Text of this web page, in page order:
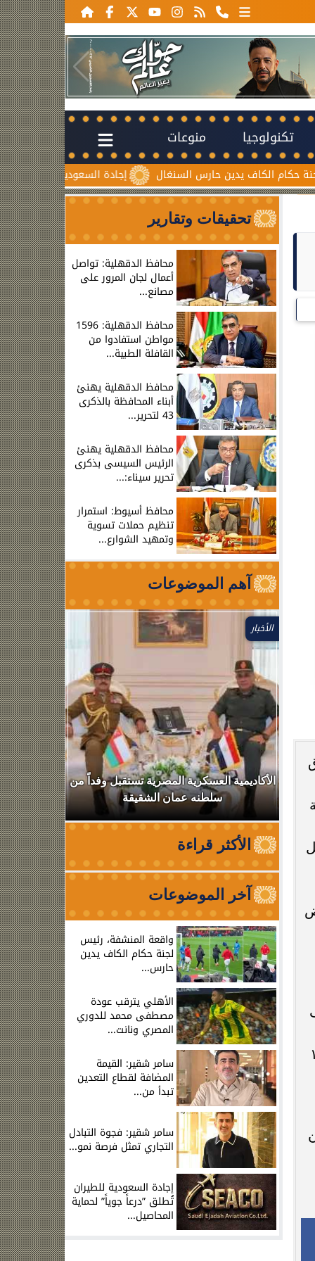
تكنولوجيا منوعات
إجادة السعودية للطيران تُطلق ”درعاً جوياً” لحماية السنغال
الأسواق و ١١
تحقيقات وتقارير
محافظ الدقهلية: تواصل
أعمال لجان المرور على
مصانع...
محافظ الدقهلية: 1596
مواطن استفادوا من
القافلة الطبية...
محافظ الدقهلية يهنئ
أبناء المحافظة بالذكرى
43 لتحرير...
محافظ الدقهلية يهنئ
الرئيس السيسى بذكرى
تحرير سيناء:...
محافظ أسيوط: استمرار
تنظيم حملات تسوية
وتمهيد الشوارع...
آهم الموضوعات
الأخبار
الأكاديمية العسكرية المصرية تستقبل وفداً من
سلطنه عمان الشقيقة
ضربة
عصابي
الأكثر قراءة
آخر الموضوعات
واقعة المنشفة، رئيس
لجنة حكام الكاف يدين
حارس...
الأهلي يترقب عودة
مصطفى محمد للدوري
المصري ونانت...
سامر شقير: القيمة
المضافة لقطاع التعدين
تبدأ من...
سامر شقير: فجوة التبادل
التجاري تمثل فرصة نمو...
إجادة السعودية للطيران
تُطلق ”درعاً جوياً” لحماية
المحاصيل...